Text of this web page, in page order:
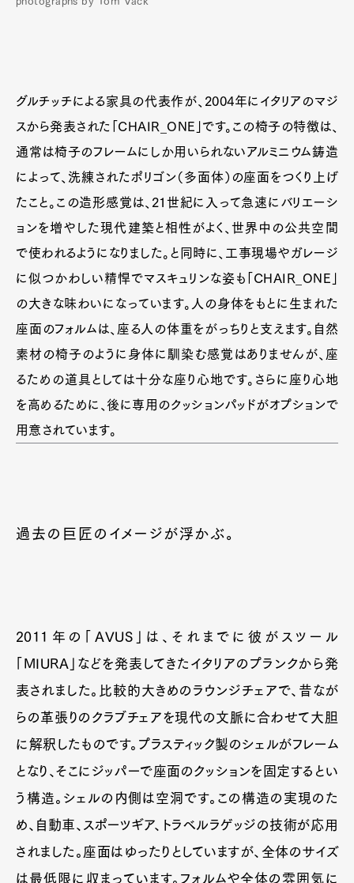
グルチッチによる家具の代表作が、2004年にイタリアのマジ
スから発表された「CHAIR_ONE」です。この椅子の特徴は、
通常は椅子のフレームにしか用いられないアルミニウム鋳造
によって、洗練されたポリゴン（多面体）の座面をつくり上げ
たこと。この造形感覚は、21世紀に入って急速にバリエーシ
ョンを増やした現代建築と相性がよく、世界中の公共空間
で使われるようになりました。と同時に、工事現場やガレージ
に似つかわしい精悍でマスキュリンな姿も「CHAIR_ONE」
の大きな味わいになっています。人の身体をもとに生まれた
座面のフォルムは、座る人の体重をがっちりと支えます。自然
素材の椅子のように身体に馴染む感覚はありませんが、座
るための道具としては十分な座り心地です。さらに座り心地
を高めるために、後に専用のクッションパッドがオプションで
用意されています。
過去の巨匠のイメージが浮かぶ。
2011年の「AVUS」は、それまでに彼がスツール
「MIURA」などを発表してきたイタリアのプランクから発
表されました。比較的大きめのラウンジチェアで、昔なが
らの革張りのクラブチェアを現代の文脈に合わせて大胆
に解釈したものです。プラスティック製のシェルがフレーム
となり、そこにジッパーで座面のクッションを固定するとい
う構造。シェルの内側は空洞です。この構造の実現のた
め、自動車、スポーツギア、トラベルラゲッジの技術が応用
されました。座面はゆったりとしていますが、全体のサイズ
は最低限に収まっています。フォルムや全体の雰囲気に